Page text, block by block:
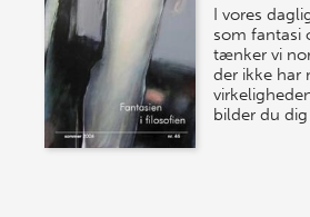
I vores
som fantasi
tænker vi
der ikke har
bilder du